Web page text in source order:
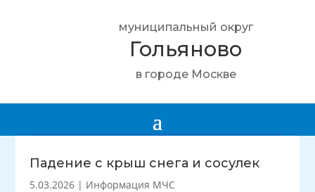
муниципальный округ
Гольяново
в городе Москве
Падение с крыш снега и сосулек
5.03.2026 | Информация МЧС